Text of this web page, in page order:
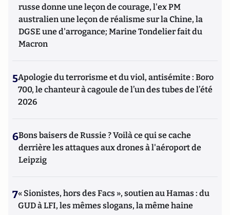
russe donne une leçon de courage, l'ex PM
australien une leçon de réalisme sur la Chine, la
DGSE une d'arrogance; Marine Tondelier fait du
Macron
5Apologie du terrorisme et du viol, antisémite : Boro
700, le chanteur à cagoule de l’un des tubes de l’été
2026
6Bons baisers de Russie ? Voilà ce qui se cache
derrière les attaques aux drones à l'aéroport de
Leipzig
7« Sionistes, hors des Facs », soutien au Hamas : du
GUD à LFI, les mêmes slogans, la même haine